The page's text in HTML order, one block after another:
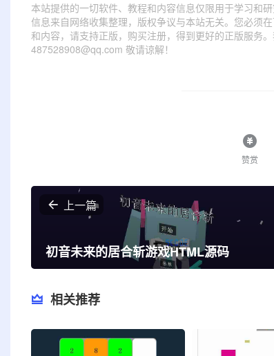
本站提供的一切软件、教程和内容信息仅限用于学习和
信息来自网络收集整理，版权争议与本站无关。您必须
和内容，请支持正版，购买注册，得到更好的正版服务
487528908@qq.com 敬请谅解！
赞赏
上一篇
初音未来的居合斩游戏HTML源码
相关推荐